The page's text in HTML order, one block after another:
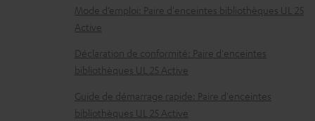
D
o
c
u
m
e
Mode d’emploi: Paire d'enceintes bibliothèques UL 25
Active
Déclaration de conformité: Paire d'enceintes
bibliothèques UL 25 Active
Guide de démarrage rapide: Paire d'enceintes
bibliothèques UL 25 Active